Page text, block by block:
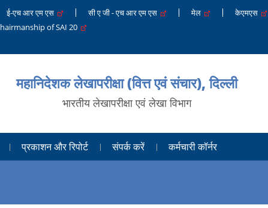
ई-एच आर एम एस सी ए जी - एच आर एम एस मेल केएमएस
of SAI 20
महानिदेशक लेखापरीक्षा (वित्त एवं संचार), दिल्ली
भारतीय लेखापरीक्षा एवं लेखा विभाग
प्रकाशन और रिपोर्ट संपर्क करें कर्मचारी कॉर्नर